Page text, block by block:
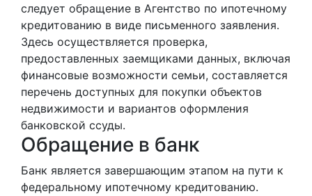
следует обращение в Агентство по ипотечному
кредитованию в виде письменного заявления.
Здесь осуществляется проверка,
предоставленных заемщиками данных, включая
финансовые возможности семьи, составляется
перечень доступных для покупки объектов
недвижимости и вариантов оформления
банковской ссуды.
Обращение в банк
Банк является завершающим этапом на пути к
федеральному ипотечному кредитованию.